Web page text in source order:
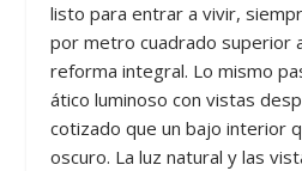
listo para entrar a vivir,
por metro cuadrado superior
reforma integral. Lo mismo
ático luminoso con vistas
cotizado que un bajo interior
oscuro. La luz natural y las